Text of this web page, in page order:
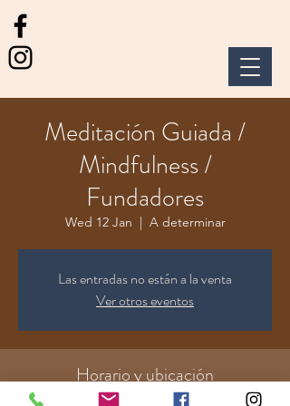
Meditación Guiada /
Mindfulness /
Fundadores
Wed 12 Jan
  |
A determinar
Las entradas no están a la venta
Ver otros eventos
Horario y ubicación